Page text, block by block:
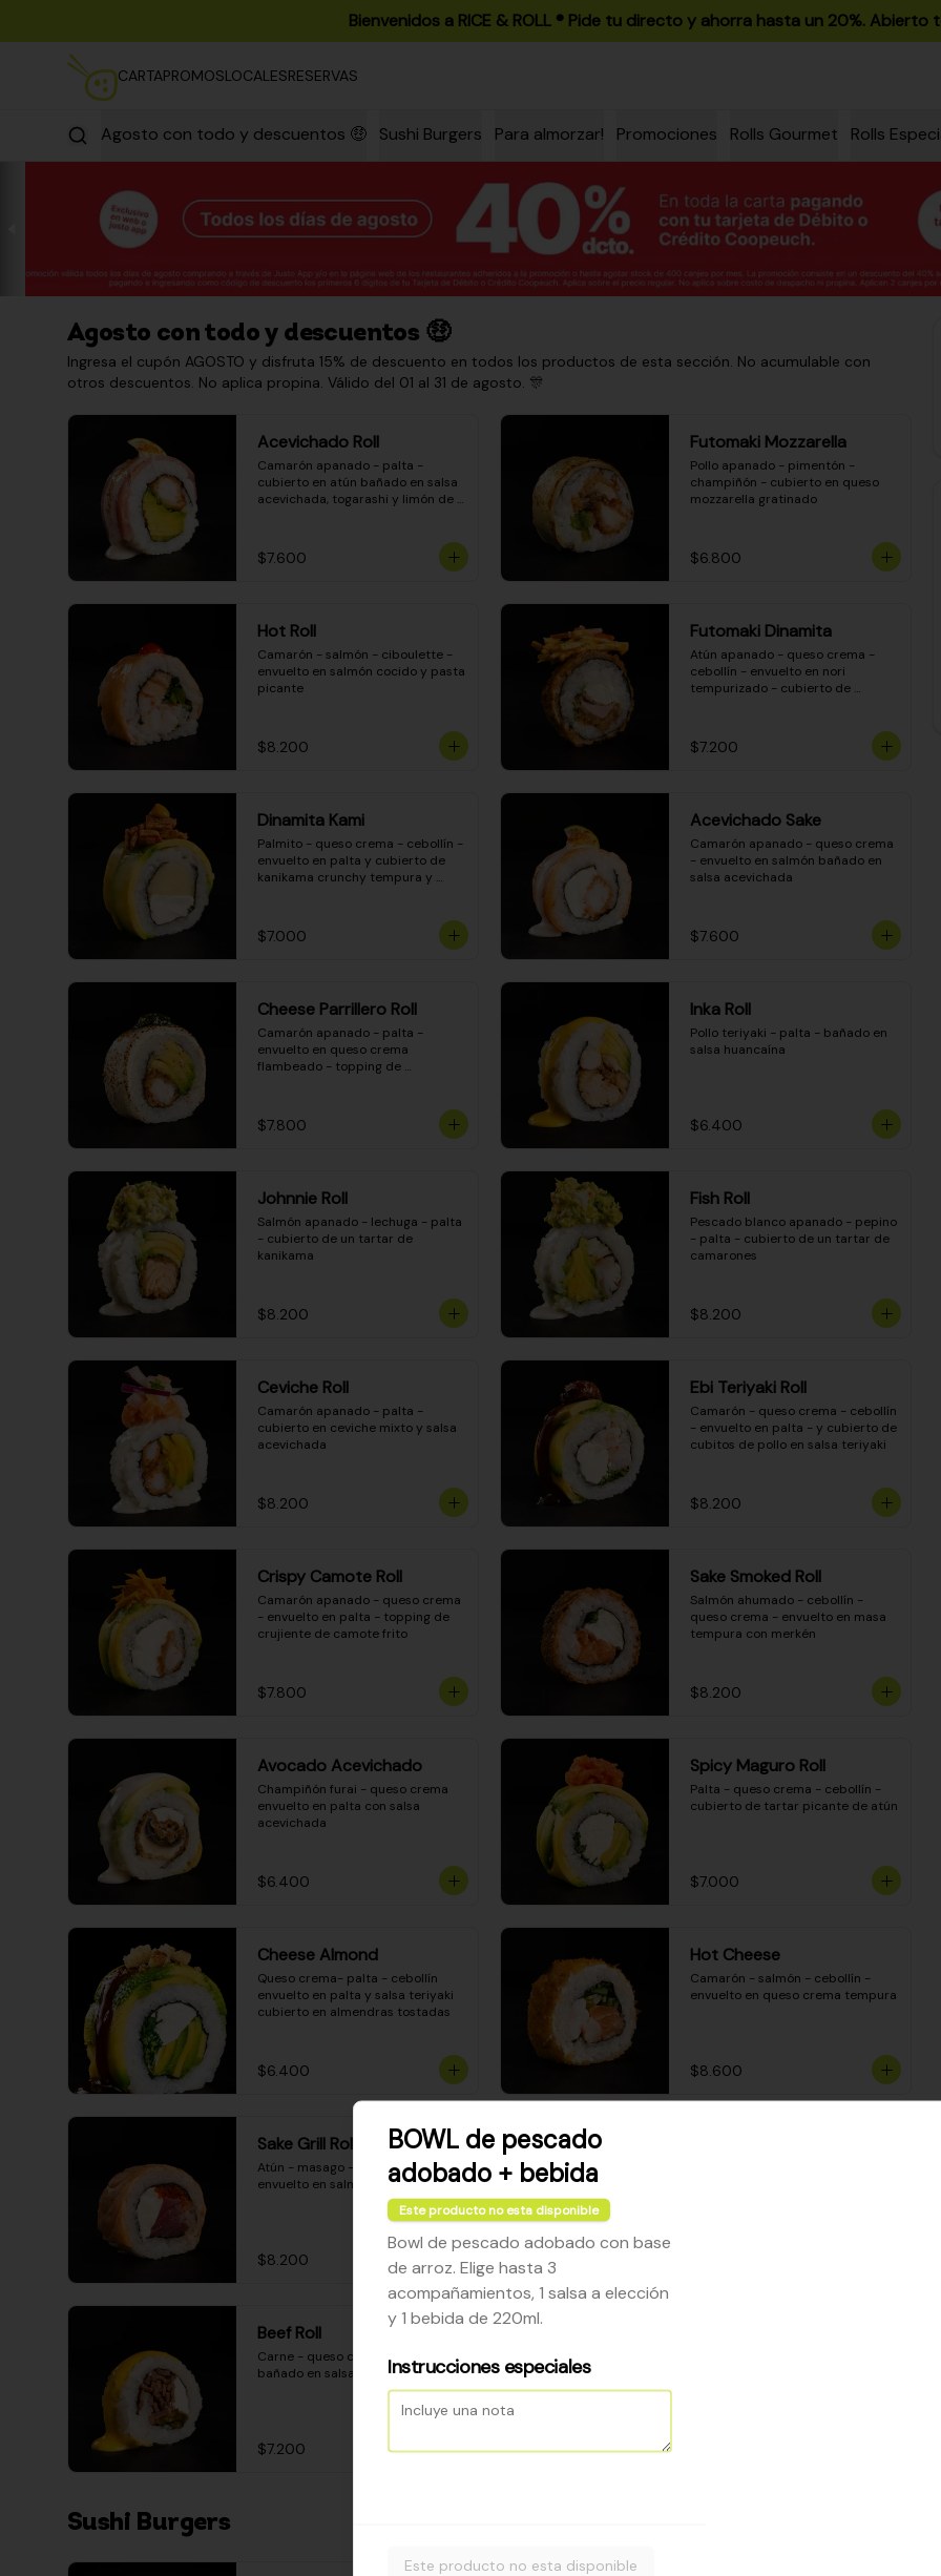
Bienvenidos a RICE & ROLL ®️ Pide tu directo y ahorra hasta un 20%. Abierto
CARTAPROMOSLOCALESRESERVAS
Agosto con todo y descuentos 🤑 Sushi Burgers Para almorzar! Promociones Rolls Gourmet Rolls
Agosto con todo y descuentos 🤑
Ingresa el cupón AGOSTO y disfruta 15% de descuento en todos los productos de esta sección. No acumulable con
otros descuentos. No aplica propina. Válido del 01 al 31 de agosto. 🎊
Acevichado Roll
Camarón apanado - palta -
cubierto en atún bañado en salsa
acevichada, togarashi y limón de
$7.600
Futomaki Mozzarella
Pollo apanado - pimentón -
champiñón - cubierto en queso
mozzarella gratinado
$6.800
Hot Roll
Camarón - salmón - ciboulette -
envuelto en salmón cocido y pasta
picante
$8.200
Futomaki Dinamita
Atún apanado - queso crema -
cebollín - envuelto en nori
tempurizado - cubierto de
$7.200
Dinamita Kami
Palmito - queso crema - cebollín -
envuelto en palta y cubierto de
kanikama crunchy tempura y
$7.000
Acevichado Sake
Camarón apanado - queso crema
- envuelto en salmón bañado en
salsa acevichada
$7.600
Cheese Parrillero Roll
Camarón apanado - palta -
envuelto en queso crema
flambeado - topping de
$7.800
Inka Roll
Pollo teriyaki - palta - bañado en
salsa huancaína
$6.400
Johnnie Roll
Salmón apanado - lechuga - palta
- cubierto de un tartar de
kanikama
$8.200
Fish Roll
Pescado blanco apanado - pepino
- palta - cubierto de un tartar de
camarones
$8.200
Ceviche Roll
Camarón apanado - palta -
cubierto en ceviche mixto y salsa
acevichada
$8.200
Ebi Teriyaki Roll
Camarón - queso crema - cebollín
- envuelto en palta - y cubierto de
cubitos de pollo en salsa teriyaki
$8.200
Crispy Camote Roll
Camarón apanado - queso crema
- envuelto en palta - topping de
crujiente de camote frito
$7.800
Sake Smoked Roll
Salmón ahumado - cebollín -
queso crema - envuelto en masa
tempura con merkén
$8.200
Avocado Acevichado
Champiñón furai - queso crema
envuelto en palta con salsa
acevichada
$6.400
Spicy Maguro Roll
Palta - queso crema - cebollín -
cubierto de tartar picante de atún
$7.000
Cheese Almond
Queso crema- palta - cebollín
envuelto en palta y salsa teriyaki
cubierto en almendras tostadas
$6.400
Hot Cheese
Camarón - salmón - cebollín -
envuelto en queso crema tempura
$8.600
Sake Grill Roll
Atún - masago - queso crema -
envuelto en salmón gratinado
$8.200
Beef Roll
Carne - queso crema - pimentón -
bañado en salsa huancaína
$7.200
Sushi Burgers
BOWL de pescado
adobado + bebida
Este producto no esta disponible
Bowl de pescado adobado con base
de arroz. Elige hasta 3
acompañamientos, 1 salsa a elección
y 1 bebida de 220ml.
Instrucciones especiales
Este producto no esta disponible